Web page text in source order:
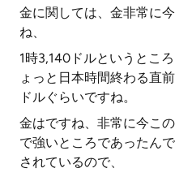
金に関しては、金非常に
ね、
1時3,140ドルというとこ
ょっと日本時間終わる直
ドルぐらいですね。
金はですね、非常に今こ
で強いところであったん
されているので、